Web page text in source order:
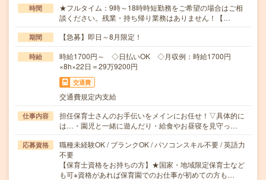
時間
★フルタイム：9時～18時時短勤務をご希望の場合はご相
談ください。残業・持ち帰り業務はありません！【…
期間 【急募】即日～8月限定！
時給
時給1700円～ ◇日払いOK ◇月収例：時給1700円
×8h×22日＝29万9200円
交通費
交通費規定内支給
仕事内容
担任保育士さんのお手伝いをメインにお任せ！▽具体的に
は…・園児と一緒に遊んだり・給食やお昼寝を見守っ…
応募資格
職種未経験OK / ブランクOK / パソコンスキル不要 / 英語力
不要
【保育士資格をお持ちの方】★国家・地域限定保育士など
も可※資格があれば保育園でのお仕事が初めての方も…